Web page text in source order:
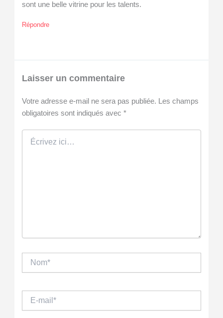
sont une belle vitrine pour les talents.
Répondre
Laisser un commentaire
Votre adresse e-mail ne sera pas publiée.
Les champs
obligatoires sont indiqués avec *
ici…
Nom*
mail*